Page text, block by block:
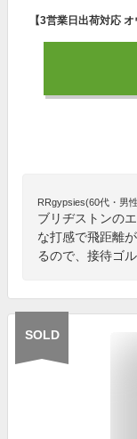
RRgypsies(60代・男
ブリヂストンの
な打感で飛距離
るので、接待ゴ
SOLD